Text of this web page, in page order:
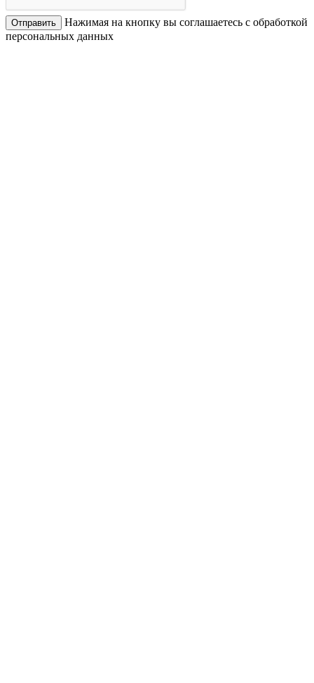
Отправить
Нажимая на кнопку вы соглашаетесь с обработкой
персональных данных